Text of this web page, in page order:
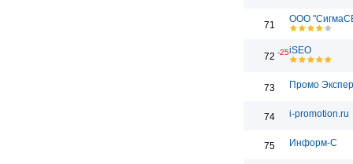
71
ООО
72 -25iSEO
73 Промо
74 i-promotion.ru
75 Информ-С